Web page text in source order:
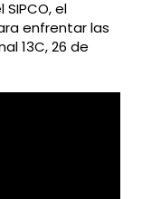
el
enfrentar las
13C, 26 de